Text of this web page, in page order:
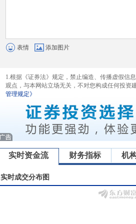
表情 添加图片
1.根据《证券法》规定，禁止编造、传播虚假信
观点，与本网站立场无关，不对您构成任何投资
管理规定》
实时资金流 财务指标 机
实时成交分布图